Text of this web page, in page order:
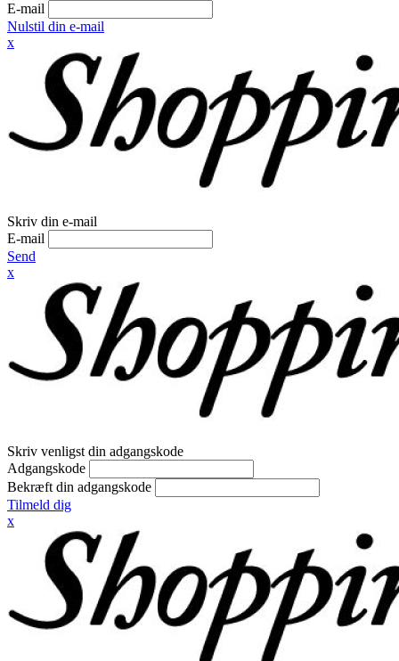
E-mail
Nulstil din e-mail
x
Skriv din e-mail
E-mail
Send
x
Skriv venligst din adgangskode
Adgangskode
Bekræft din adgangskode
Tilmeld dig
x